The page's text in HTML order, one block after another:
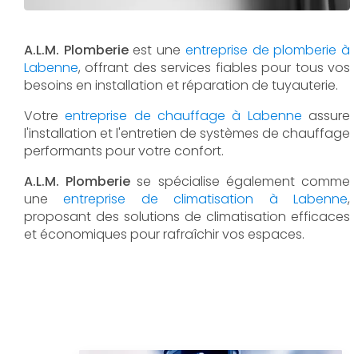
A.L.M. Plomberieest une entreprise de plomberie à
Labenne, offrant des services fiables pour tous vos
besoins en installation et réparation de tuyauterie.
Votreentreprise de chauffage à Labenne assure
l'installation et l'entretien de systèmes de chauffage
performants pour votre confort.
A.L.M. Plomberie se spécialise également comme
uneentreprise de climatisation à Labenne,
proposant des solutions de climatisation efficaces
et économiques pour rafraîchir vos espaces.